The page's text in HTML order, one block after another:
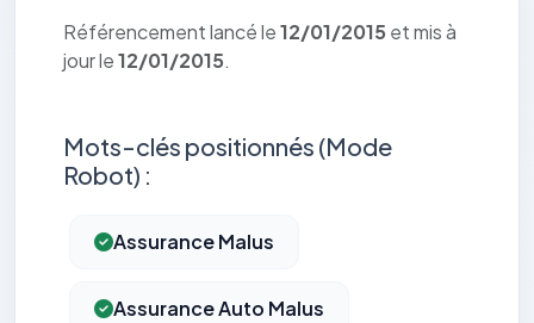
Référencement lancé le12/01/2015 et mis à
jour le12/01/2015.
Mots-clés positionnés (Mode
Robot) :
Assurance Malus
Assurance Auto Malus